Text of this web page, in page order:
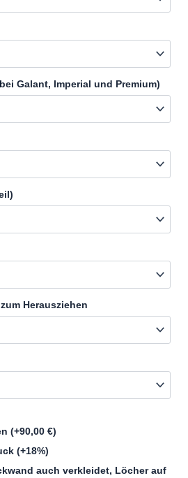
Galant, Imperial und Premium)
Herausziehen
(+90,00 €)
(+18%)
auch verkleidet, Löcher auf